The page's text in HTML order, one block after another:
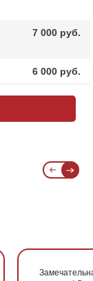
7 000 pуб.
6 000 pуб.